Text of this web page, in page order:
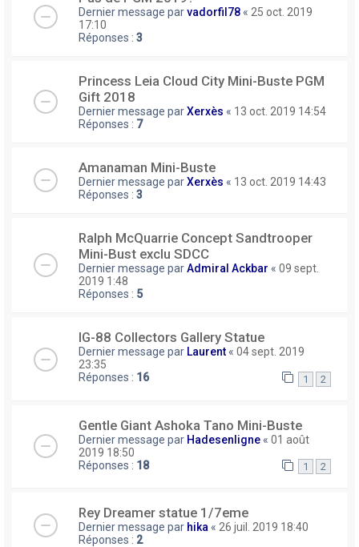
Dernier message parvadorfil78 « 25 oct. 2019
17:10
Réponses : 3
Princess Leia Cloud City Mini-Buste PGM
Gift 2018
Dernier message parXerxès « 13 oct. 2019 14:54
Réponses : 7
Amanaman Mini-Buste
Dernier message parXerxès « 13 oct. 2019 14:43
Réponses : 3
Ralph McQuarrie Concept Sandtrooper
Mini-Bust exclu SDCC
Dernier message parAdmiral Ackbar « 09 sept.
2019 1:48
Réponses : 5
IG-88 Collectors Gallery Statue
Dernier message par Laurent « 04 sept. 2019
23:35
Réponses : 16 1 2
Gentle Giant Ashoka Tano Mini-Buste
Dernier message par Hadesenligne « 01 août
2019 18:50
Réponses : 18 1 2
Rey Dreamer statue 1/7eme
Dernier message par hika « 26 juil. 2019 18:40
Réponses : 2